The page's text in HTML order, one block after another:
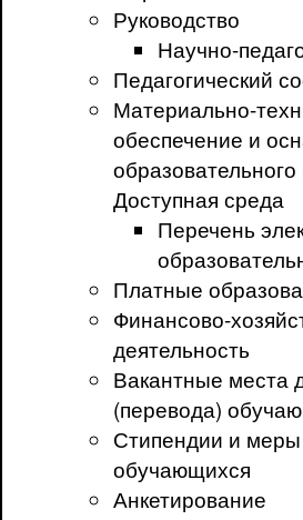
Руководство
Научно-
Педагогический
Материально-
обеспечение и
Доступная среда
Перечень
Платные
Финансово-
деятельность
Вакантные места
(перевода)
Стипендии и
обучающихся
Анкетирование